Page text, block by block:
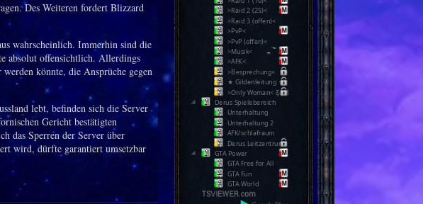
>Raid 2 (25)<
>Raid 3 (offen)<
>PvP<
>PvP (offen)<
>Musik<
>AFK<
>Besprechung<
★ Gildenleitung ★
>Only Woman< Ƹ̵̡Ӝ̵̨̄Ʒ
Derus Spielebereich
Unterhaltung
Unterhaltung 2
AFK/schlafraum
Derus Leitzentrum
GTA Power
GTA Free for All
GTA Fun
GTA World
Des Weiteren fordert Blizzard
wahrscheinlich. Immerhin sind die
absolut offensichtlich. Allerdings
könnte, die Ansprüche gegen
lebt, befinden sich die Server
Gericht bestätigten
das Sperren der Server über
wird, dürfte garantiert umsetzbar